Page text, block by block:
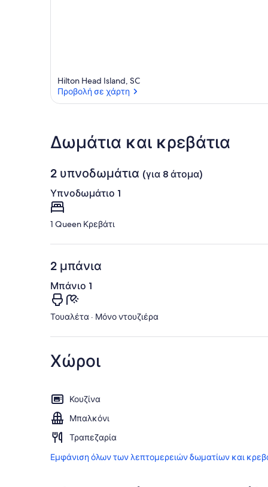
Hilton Head Island, SC
Προβολή σε χάρτη
Δωμάτια και κρεβάτια
2 υπνοδωμάτια (για 8 άτομα)
Υπνοδωμάτιο 1
1 Queen Κρεβάτι
2 μπάνια
Μπάνιο 1
Τουαλέτα · Μόνο ντουζιέρα
Χώροι
Κουζίνα
Μπαλκόνι
Τραπεζαρία
Εμφάνιση όλων των λεπτομερειών δωματίων και